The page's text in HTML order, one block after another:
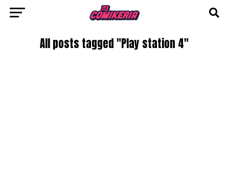
All posts tagged "Play station 4"